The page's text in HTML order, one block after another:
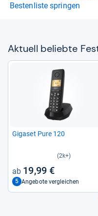
Bestenliste springen
Aktu­ell beliebte
Giga­set Pure 120
(2k+)
19,99 €
5 Angebote vergleichen